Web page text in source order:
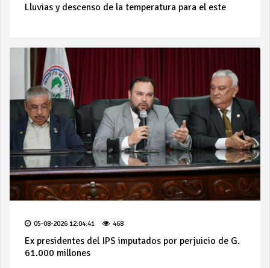
Lluvias y descenso de la temperatura para el este
05-08-2026 12:04:41 468
Ex presidentes del IPS imputados por perjuicio de G.
61.000 millones